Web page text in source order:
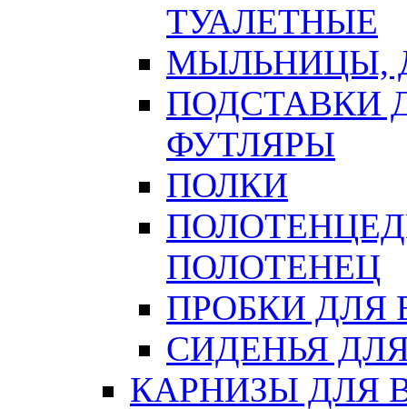
ТУАЛЕТНЫЕ
МЫЛЬНИЦЫ,
ПОДСТАВКИ
ФУТЛЯРЫ
ПОЛКИ
ПОЛОТЕНЕЦ
ПРОБКИ ДЛЯ
СИДЕНЬЯ
КАРНИЗЫ ДЛЯ